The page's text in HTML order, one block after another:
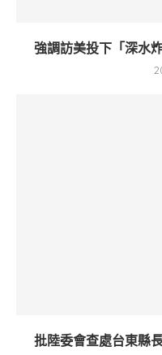
強調訪美投下「深水
批陸委會查處台東縣